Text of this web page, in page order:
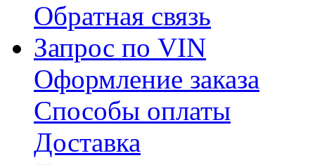
Обратная связь
Запрос по VIN
Оформление заказа
Способы оплаты
Доставка